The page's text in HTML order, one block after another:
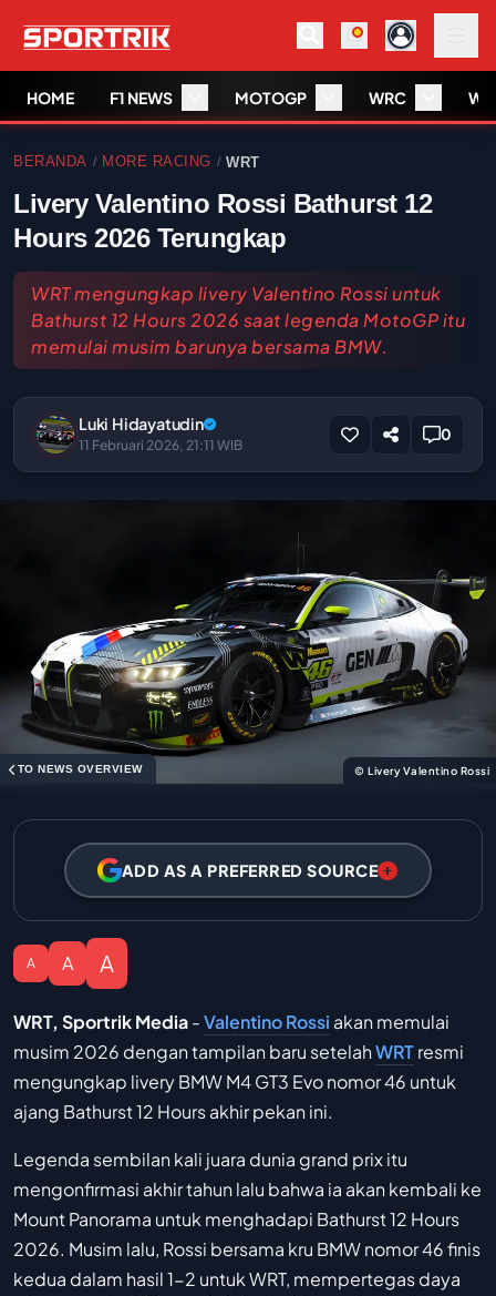
HOME F1 NEWS MOTOGP WRC
BERANDA / MORE RACING / WRT
Livery Valentino Rossi Bathurst 12
Hours 2026 Terungkap
WRT mengungkap livery Valentino Rossi untuk
Bathurst 12 Hours 2026 saat legenda MotoGP itu
memulai musim barunya bersama BMW.
Luki Hidayatudin
11 Februari 2026, 21:11 WIB
0
TO NEWS OVERVIEW © Livery Valentino Rossi
ADD AS A PREFERRED SOURCE
A A A
WRT, Sportrik Media-Valentino Rossi akan memulai
musim 2026 dengan tampilan baru setelahWRTresmi
mengungkap livery BMW M4 GT3 Evo nomor 46 untuk
ajang Bathurst 12 Hours akhir pekan ini.
Legenda sembilan kali juara dunia grand prix itu
mengonfirmasi akhir tahun lalu bahwa ia akan kembali ke
Mount Panorama untuk menghadapi Bathurst 12 Hours
2026. Musim lalu, Rossi bersama kru BMW nomor 46 finis
kedua dalam hasil 1-2 untuk WRT, mempertegas daya